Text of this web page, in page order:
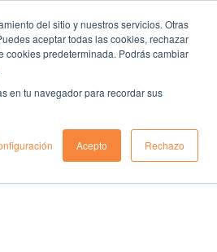
del sitio y nuestros servicios. Otras
aceptar todas las cookies, rechazar
cookies predeterminada. Podrás cambiar
en tu navegador para recordar sus
Acepto Rechazo